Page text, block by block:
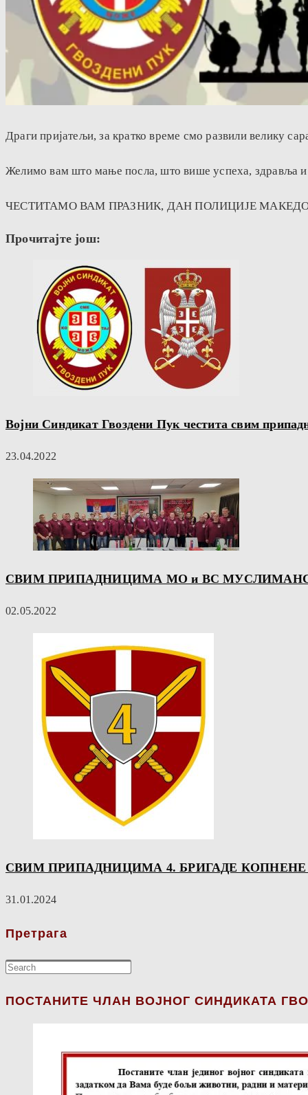
Драги пријатељи, за кратко време смо развили велику
Желимо вам што мање посла, што више успеха, здравља и
ЧЕСТИТАМО ВАМ ПРАЗНИК, ДАН ПОЛИЦИЈЕ
Прочитајте још:
Војни Синдикат Гвоздени Пук честита свим
23.04.2022
СВИМ ПРИПАДНИЦИМА МО и ВС
02.05.2022
СВИМ ПРИПАДНИЦИМА 4. БРИГАДЕ КОПНЕНЕ
31.01.2024
Претрага
ПОСТАНИТЕ ЧЛАН ВОЈНОГ СИНДИКАТА